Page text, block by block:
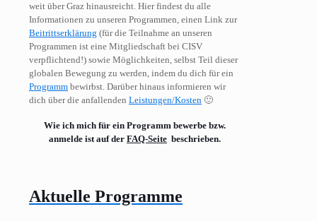
weit über Graz hinausreicht. Hier findest du alle
Informationen zu unseren Programmen, einen Link zur
Beitrittserklärung (für die Teilnahme an unseren
Programmen ist eine Mitgliedschaft bei CISV
verpflichtend!) sowie Möglichkeiten, selbst Teil dieser
globalen Bewegung zu werden, indem du dich für ein
Programm bewirbst. Darüber hinaus informieren wir
dich über die anfallenden Leistungen/Kosten 🙂
Wie ich mich für ein Programm bewerbe bzw.
anmelde ist auf der FAQ-Seite beschrieben.
Aktuelle Programme